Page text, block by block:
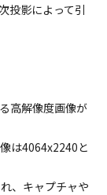
投影によって引
高解像度画像が
は4064x2240と
、キャプチャや